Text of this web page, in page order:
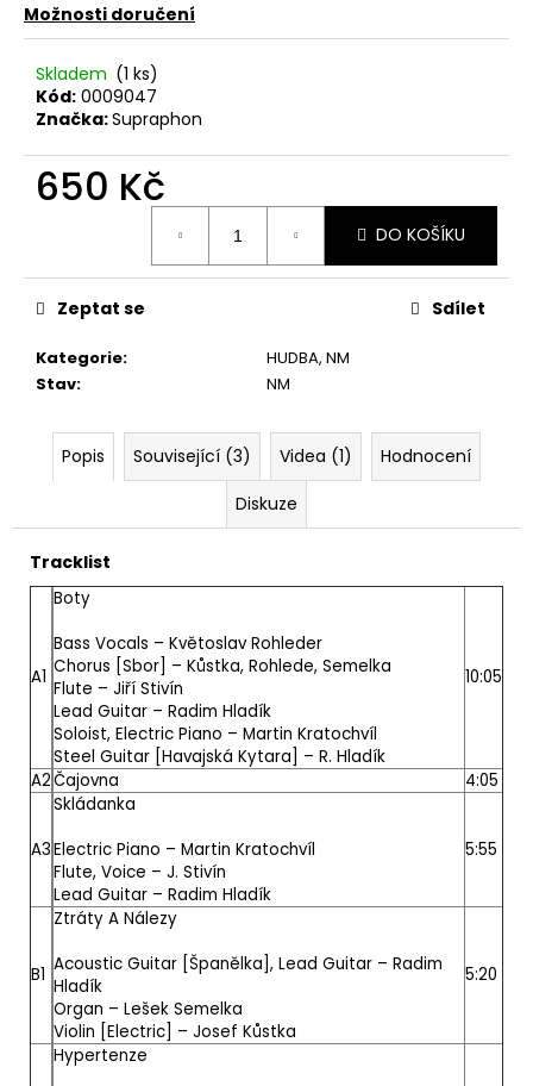
Možnosti doručení
Skladem (1 ks)
Kód: 0009047
Značka:Supraphon
650 Kč
DO KOŠÍKU
Kategorie: HUDBA, NM
Stav: NM
Zeptat se Sdílet
Popis Související (3) Videa (1)
Hodnocení
Diskuze
Tracklist
A1
Boty
Bass Vocals – Květoslav Rohleder
Chorus [Sbor] – Kůstka, Rohlede, Semelka
Flute – Jiří Stivín
Lead Guitar – Radim Hladík
Soloist, Electric Piano – Martin Kratochvíl
Steel Guitar [Havajská Kytara] – R. Hladík
10:05
A2Čajovna 4:05
A3
Skládanka
Electric Piano – Martin Kratochvíl
Flute, Voice – J. Stivín
Lead Guitar – Radim Hladík
5:55
B1
Ztráty A Nálezy
Acoustic Guitar [Španělka], Lead Guitar – Radim
Hladík
Organ – Lešek Semelka
Violin [Electric] – Josef Kůstka
5:20
Hypertenze
č
u
e
m
e
ARMAGEDDON
LP
350
Původně:
450
Kč